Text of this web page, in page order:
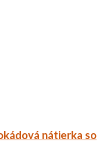
nátierka so